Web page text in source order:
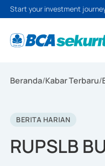
Start your investment
Beranda/Kabar Terbaru/
BERITA HARIAN
RUPSLB